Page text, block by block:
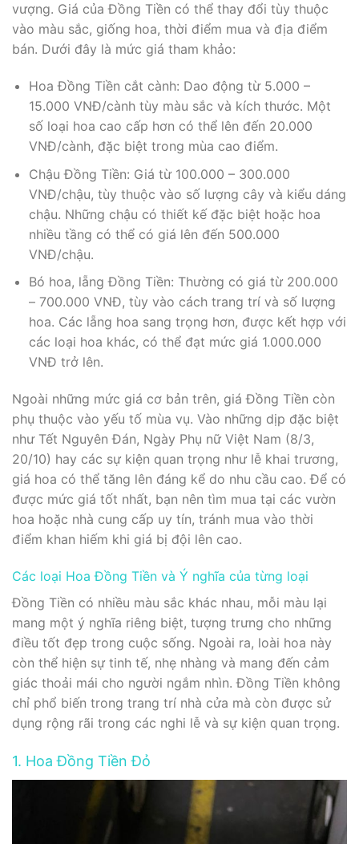
vượng. Giá của Đồng Tiền có thể thay đổi tùy thuộc
vào màu sắc, giống hoa, thời điểm mua và địa điểm
bán. Dưới đây là mức giá tham khảo:
Hoa Đồng Tiền cắt cành: Dao động từ 5.000 –
15.000 VNĐ/cành tùy màu sắc và kích thước. Một
số loại hoa cao cấp hơn có thể lên đến 20.000
VNĐ/cành, đặc biệt trong mùa cao điểm.
Chậu Đồng Tiền: Giá từ 100.000 – 300.000
VNĐ/chậu, tùy thuộc vào số lượng cây và kiểu dáng
chậu. Những chậu có thiết kế đặc biệt hoặc hoa
nhiều tầng có thể có giá lên đến 500.000
VNĐ/chậu.
Bó hoa, lẵng Đồng Tiền: Thường có giá từ 200.000
– 700.000 VNĐ, tùy vào cách trang trí và số lượng
hoa. Các lẵng hoa sang trọng hơn, được kết hợp với
các loại hoa khác, có thể đạt mức giá 1.000.000
VNĐ trở lên.
Ngoài những mức giá cơ bản trên, giá Đồng Tiền còn
phụ thuộc vào yếu tố mùa vụ. Vào những dịp đặc biệt
như Tết Nguyên Đán, Ngày Phụ nữ Việt Nam (8/3,
20/10) hay các sự kiện quan trọng như lễ khai trương,
giá hoa có thể tăng lên đáng kể do nhu cầu cao. Để có
được mức giá tốt nhất, bạn nên tìm mua tại các vườn
hoa hoặc nhà cung cấp uy tín, tránh mua vào thời
điểm khan hiếm khi giá bị đội lên cao.
Các loại Hoa Đồng Tiền và Ý nghĩa của từng loại
Đồng Tiền có nhiều màu sắc khác nhau, mỗi màu lại
mang một ý nghĩa riêng biệt, tượng trưng cho những
điều tốt đẹp trong cuộc sống. Ngoài ra, loài hoa này
còn thể hiện sự tinh tế, nhẹ nhàng và mang đến cảm
giác thoải mái cho người ngắm nhìn. Đồng Tiền không
chỉ phổ biến trong trang trí nhà cửa mà còn được sử
dụng rộng rãi trong các nghi lễ và sự kiện quan trọng.
1. Hoa Đồng Tiền Đỏ